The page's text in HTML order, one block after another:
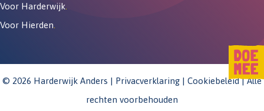
Voor Harderwijk
Voor Hierden
© 2026 Harderwijk Anders | Privacverklaring | Cookiebeleid| Alle
rechten voorbehouden